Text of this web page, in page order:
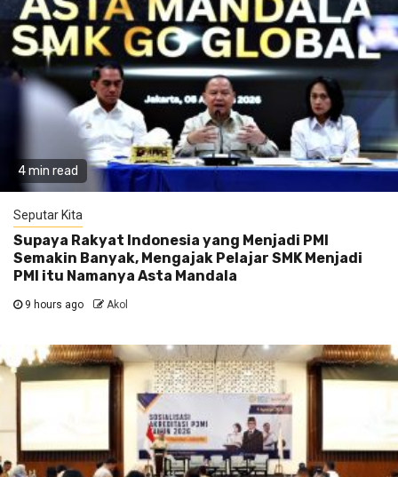
4 min read
Seputar Kita
Supaya Rakyat Indonesia yang Menjadi PMI
Semakin Banyak, Mengajak Pelajar SMK Menjadi
PMI itu Namanya Asta Mandala
9 hours ago Akol